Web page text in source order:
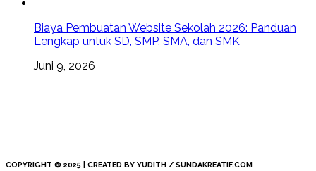
Biaya Pembuatan Website Sekolah 2026: Panduan
Lengkap untuk SD, SMP, SMA, dan SMK
Juni 9, 2026
COPYRIGHT © 2025 | CREATED BY YUDITH / SUNDAKREATIF.COM